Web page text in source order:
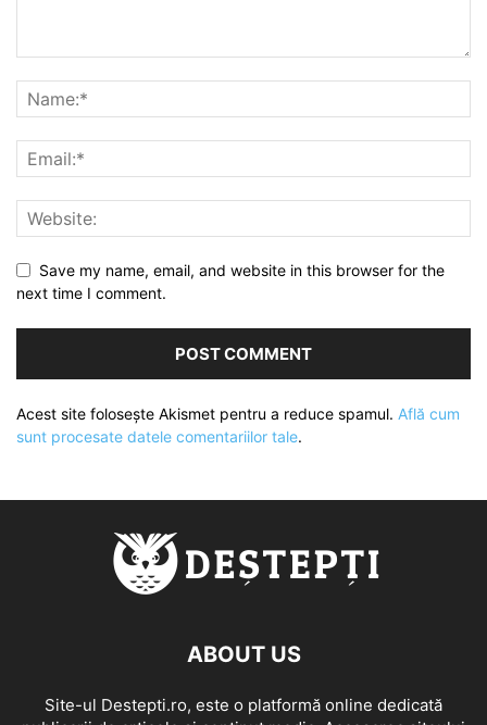
Save my name, email, and website in this browser for the
next time I comment.
Acest site folosește Akismet pentru a reduce spamul. Află cum
sunt procesate datele comentariilor tale.
ABOUT US
Site-ul Destepti.ro, este o platformă online dedicată